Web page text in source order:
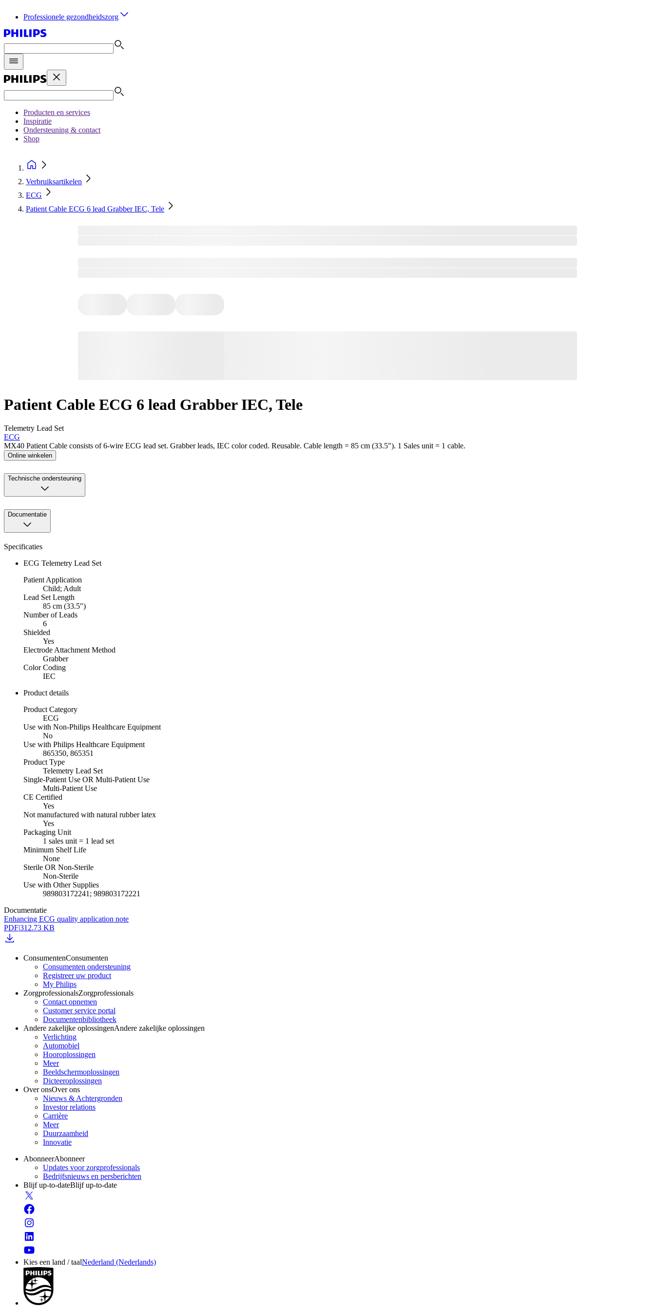
Professionele gezondheidszorg
Producten en services
Inspiratie
Ondersteuning & contact
Shop
Verbruiksartikelen
ECG
Patient Cable ECG 6 lead Grabber IEC, Tele
Patient Cable ECG 6 lead Grabber IEC, Tele
Telemetry Lead Set
ECG
MX40 Patient Cable consists of 6-wire ECG lead set. Grabber leads, IEC color coded. Reusable. Cable length = 85 cm (33.5"). 1 Sales unit = 1 cable.
Online winkelen
Technische ondersteuning
Documentatie
Specificaties
ECG Telemetry Lead Set
Patient Application
Child; Adult
Lead Set Length
85 cm (33.5")
Number of Leads
6
Shielded
Yes
Electrode Attachment Method
Grabber
Color Coding
IEC
Product details
Product Category
ECG
Use with Non-Philips Healthcare Equipment
No
Use with Philips Healthcare Equipment
865350, 865351
Product Type
Telemetry Lead Set
Single-Patient Use OR Multi-Patient Use
Multi-Patient Use
CE Certified
Yes
Not manufactured with natural rubber latex
Yes
Packaging Unit
1 sales unit = 1 lead set
Minimum Shelf Life
None
Sterile OR Non-Sterile
Non-Sterile
Use with Other Supplies
989803172241; 989803172221
Documentatie
Enhancing ECG quality application note
PDF|312.73 KB
ConsumentenConsumenten
Consumenten ondersteuning
Registreer uw product
My Philips
ZorgprofessionalsZorgprofessionals
Contact opnemen
Customer service portal
Documentenbibliotheek
Andere zakelijke oplossingenAndere zakelijke oplossingen
Verlichting
Automobiel
Hooroplossingen
Meer
Beeldschermoplossingen
Dicteeroplossingen
Over onsOver ons
Nieuws & Achtergronden
Investor relations
Carrière
Meer
Duurzaamheid
Innovatie
AbonneerAbonneer
Updates voor zorgprofessionals
Bedrijfsnieuws en persberichten
Blijf up-to-dateBlijf up-to-date
Kies een land / taalNederland (Nederlands)